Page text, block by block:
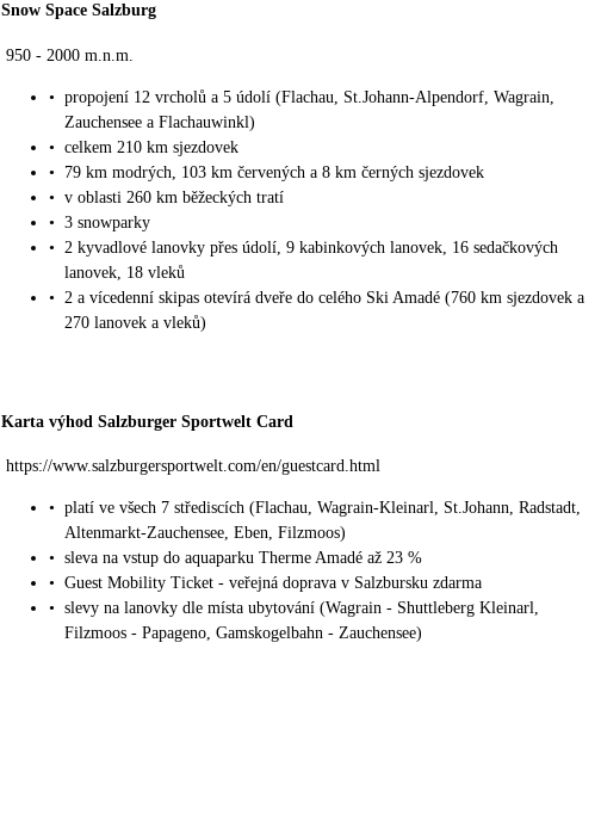
Snow Space Salzburg
950 - 2000 m.n.m.
• propojení 12 vrcholů a 5 údolí (Flachau, St.Johann-Alpendorf, Wagrain,
Zauchensee a Flachauwinkl)
• celkem 210 km sjezdovek
•
79 km modrých, 103 km červených a 8 km černých sjezdovek
• v oblasti 260 km běžeckých tratí
• 3 snowparky
• 2 kyvadlové lanovky přes údolí, 9 kabinkových lanovek, 16 sedačkových
lanovek, 18 vleků
• 2 a vícedenní skipas otevírá dveře do celého Ski Amadé (760 km sjezdovek a
270 lanovek a vleků)
Karta výhod Salzburger Sportwelt Card
https://www.salzburgersportwelt.com/en/guestcard.html
• platí ve všech 7 střediscích (Flachau, Wagrain-Kleinarl, St.Johann, Radstadt,
Altenmarkt-Zauchensee, Eben, Filzmoos)
• sleva na vstup do aquaparku Therme Amadé až 23 %
• Guest Mobility Ticket - veřejná doprava v Salzbursku zdarma
• slevy na lanovky dle místa ubytování (Wagrain - Shuttleberg Kleinarl,
Filzmoos - Papageno, Gamskogelbahn - Zauchensee)